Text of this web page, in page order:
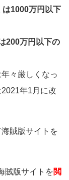
1000万円以下
200万円以下の
々厳しくなっ
年1月に改
賊版サイトを
賊版サイトを閲